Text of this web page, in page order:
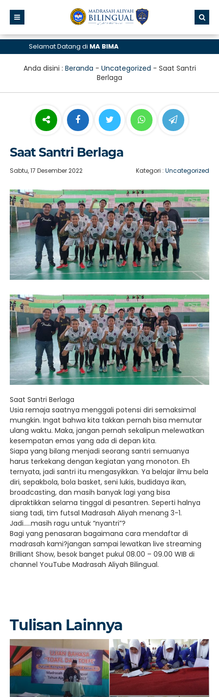
Selamat Datang diMA BIMA
Anda disini : Beranda - Uncategorized - Saat Santri
Berlaga
Saat Santri Berlaga
Sabtu, 17 Desember 2022 Kategori : Uncategorized
Saat Santri Berlaga
Usia remaja saatnya menggali potensi diri semaksimal
mungkin. Ingat bahwa kita takkan pernah bisa memutar
ulang waktu. Maka, jangan pernah sekalipun melewatkan
kesempatan emas yang ada di depan kita.
Siapa yang bilang menjadi seorang santri semuanya
harus terkekang dengan kegiatan yang monoton. Eh
ternyata, jadi santri itu mengasyikkan. Ya belajar ilmu bela
diri, sepakbola, bola basket, seni lukis, budidaya ikan,
broadcasting, dan masih banyak lagi yang bisa
dipraktikkan selama tinggal di pesantren. Seperti halnya
siang tadi, tim futsal Madrasah Aliyah menang 3-1.
Jadi…..masih ragu untuk “nyantri”?
Bagi yang penasaran bagaimana cara mendaftar di
madrasah kami?jangan sampai lewatkan live streaming
Brilliant Show, besok banget pukul 08.00 – 09.00 WIB di
channel YouTube Madrasah Aliyah Bilingual.
Tulisan Lainnya